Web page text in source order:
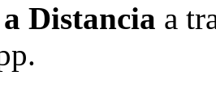
Distancia a